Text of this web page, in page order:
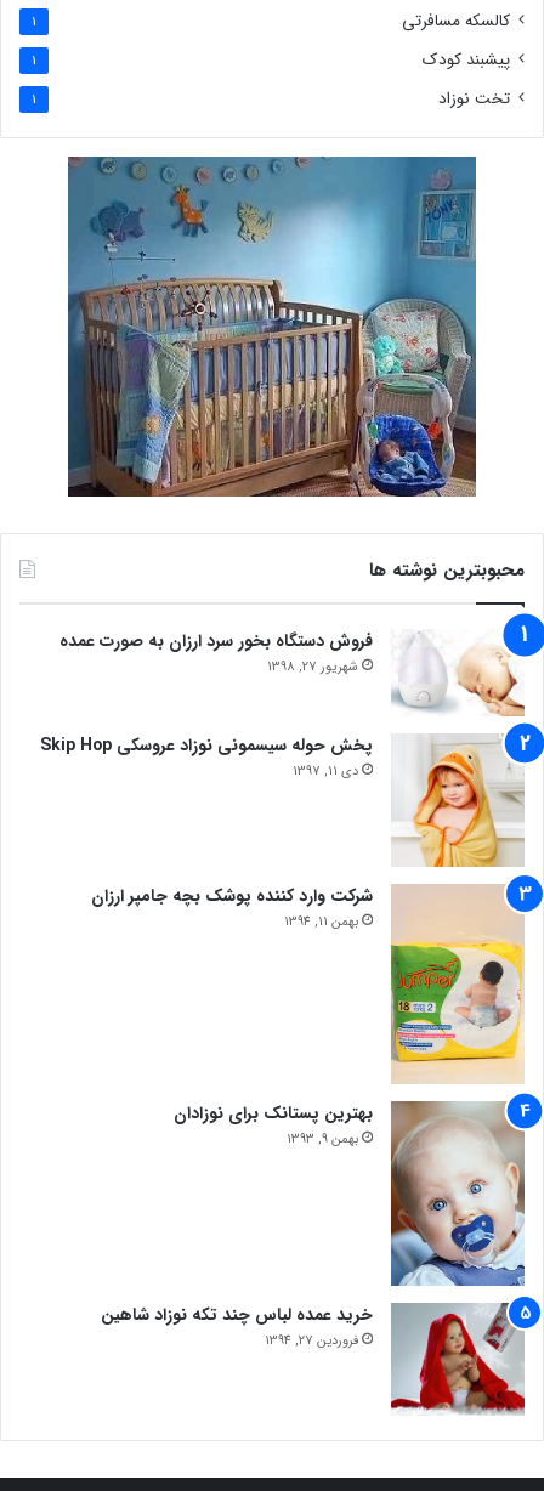
کالسکه مسافرتی 1
پیشبند کودک 1
تخت نوزاد 1
محبوبترین نوشته ها
فروش دستگاه بخور سرد ارزان به صورت عمده
شهریور 27, 1398
پخش حوله سیسمونی نوزاد عروسکی Skip Hop
دی 11, 1397
شرکت وارد کننده پوشک بچه جامپر ارزان
بهمن 11, 1394
بهترین پستانک برای نوزادان
بهمن 9, 1393
خرید عمده لباس چند تکه نوزاد شاهین
فروردین 27, 1394